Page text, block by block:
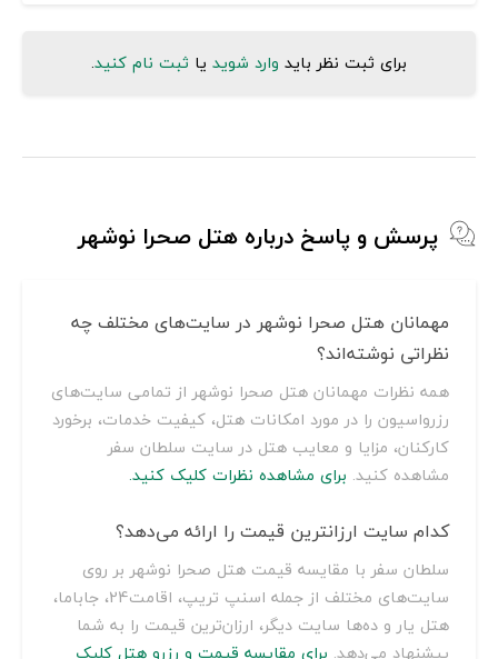
برای ثبت نظر باید وارد شوید یا ثبت نام کنید.
پرسش و پاسخ درباره هتل صحرا نوشهر
مهمانان هتل صحرا نوشهر در سایت‌های مختلف چه
نظراتی نوشته‌اند؟
همه نظرات مهمانان هتل صحرا نوشهر از تمامی سایت‌های
رزرواسیون را در مورد امکانات هتل، کیفیت خدمات، برخورد
کارکنان، مزایا و معایب هتل در سایت سلطان سفر
مشاهده کنید. برای مشاهده نظرات کلیک کنید.
کدام سایت ارزانترین قیمت را ارائه می‌دهد؟
سلطان سفر با مقایسه قیمت هتل صحرا نوشهر بر روی
سایت‌های مختلف از جمله اسنپ تریپ، اقامت24، جاباما،
هتل یار و ده‌ها سایت دیگر، ارزان‌ترین قیمت را به شما
پیشنهاد می‌دهد. برای مقایسه قیمت و رزرو هتل کلیک